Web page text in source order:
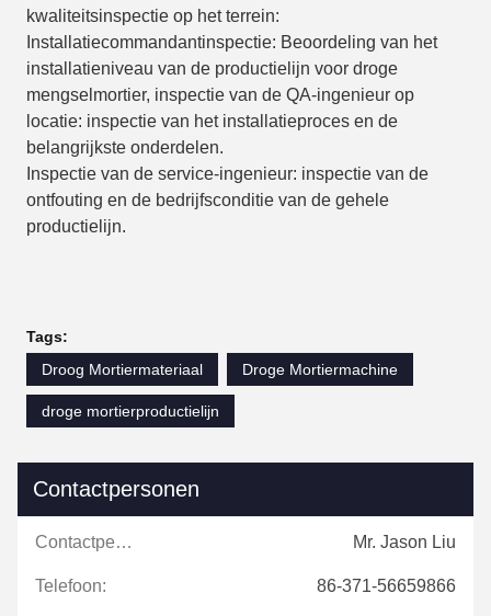
kwaliteitsinspectie op het terrein:
Installatiecommandantinspectie: Beoordeling van het
installatieniveau van de productielijn voor droge
mengselmortier, inspectie van de QA-ingenieur op
locatie: inspectie van het installatieproces en de
belangrijkste onderdelen.
Inspectie van de service-ingenieur: inspectie van de
ontfouting en de bedrijfsconditie van de gehele
productielijn.
Tags:
Droog Mortiermateriaal
Droge Mortiermachine
droge mortierproductielijn
Contactpersonen
Contactpersonen: Mr. Jason Liu
Telefoon: 86-371-56659866